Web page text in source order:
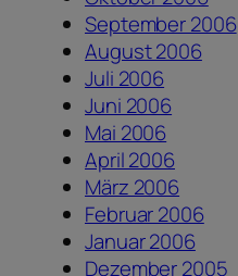
September 2006
August 2006
Juli 2006
Juni 2006
Mai 2006
April 2006
März 2006
Februar 2006
Januar 2006
Dezember 2005